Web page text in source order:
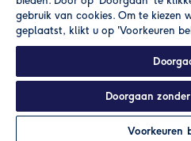
Alle prijzen zijn inclusief btw en
gebruik van cookies. Om te kiezen
geplaatst, klikt u op 'Voorkeuren
Doorgaan
Voorkeuren